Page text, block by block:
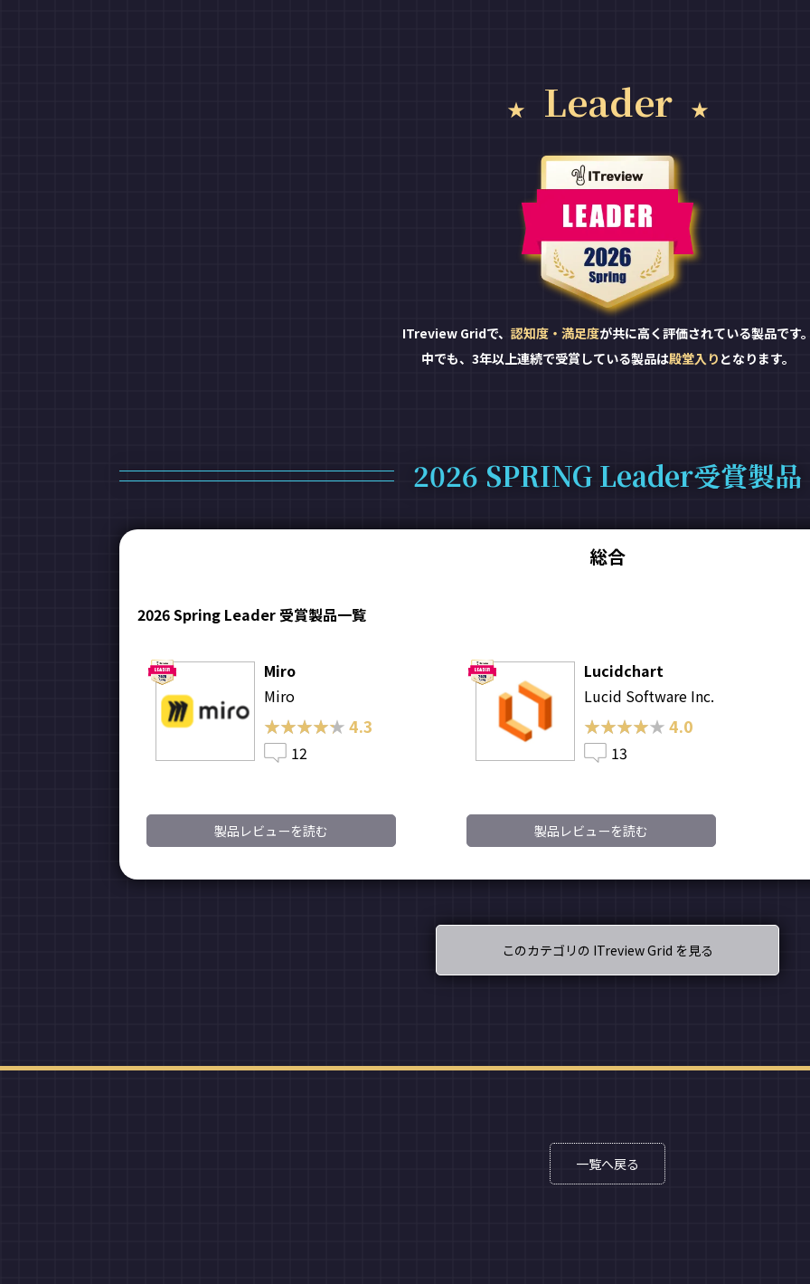
Leader
ITreview Gridで、 認知度・満足度が共に高く評価されている製品です
中でも、3年以上連続で受賞している製品は殿堂入り となります。
2026 SPRING Leader受賞製品
総合
2026 Spring Leader 受賞製品一覧
Miro
Miro
★★★★★
★★★★★4.3
12
製品レビューを読む
Lucidchart
Lucid Software Inc.
★★★★★
★★★★★4.0
13
製品レビューを読む
このカテゴリの ITreview Grid を見る
一覧へ戻る